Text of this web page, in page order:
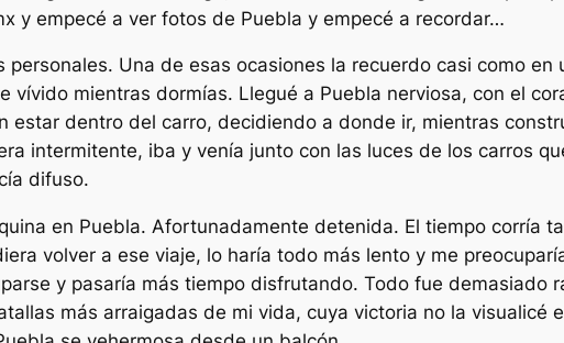
y empecé a ver fotos de Puebla y empecé a recordar…
Una de esas ocasiones la recuerdo casi como en
mientras dormías. Llegué a Puebla nerviosa, con el
dentro del carro, decidiendo a donde ir, mientras
intermitente, iba y venía junto con las luces de los carros
difuso.
en Puebla. Afortunadamente detenida. El tiempo corría
volver a ese viaje, lo haría todo más lento y me
y pasaría más tiempo disfrutando. Todo fue demasiado
más arraigadas de mi vida, cuya victoria no la visualicé